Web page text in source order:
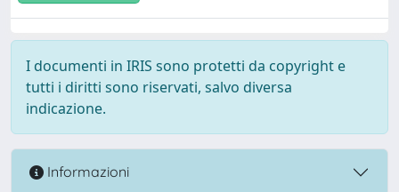
I documenti in IRIS sono protetti da copyright e
tutti i diritti sono riservati, salvo diversa
indicazione.
Informazioni